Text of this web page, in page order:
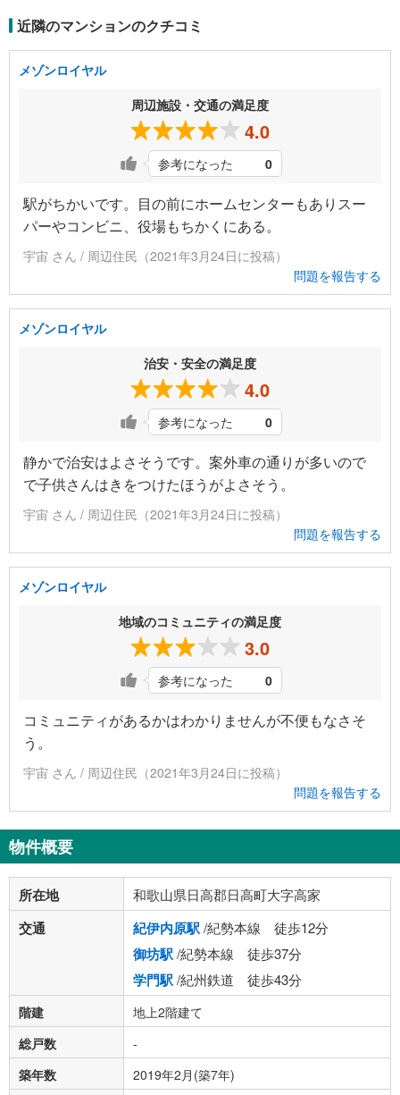
近隣のマンションのクチコミ
メゾンロイヤル
周辺施設・交通の満足度
4.0
参考になった 0
駅がちかいです。目の前にホームセンターもありスー
パーやコンビニ、役場もちかくにある。
宇宙 さん / 周辺住民（2021年3月24日に投稿）
問題を報告する
メゾンロイヤル
治安・安全の満足度
4.0
参考になった 0
静かで治安はよさそうです。案外車の通りが多いので
で子供さんはきをつけたほうがよさそう。
宇宙 さん / 周辺住民（2021年3月24日に投稿）
問題を報告する
メゾンロイヤル
地域のコミュニティの満足度
3.0
参考になった 0
コミュニティがあるかはわかりませんが不便もなさそ
う。
宇宙 さん / 周辺住民（2021年3月24日に投稿）
問題を報告する
物件概要
所在地 和歌山県日高郡日高町大字高家
交通 紀伊内原駅/紀勢本線 徒歩12分
御坊駅/紀勢本線 徒歩37分
学門駅/紀州鉄道 徒歩43分
階建
地上2階建て
総戸数
-
築年数
2019年2月(築7年)